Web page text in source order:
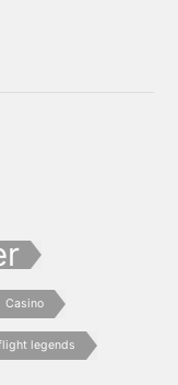
Casino
legends